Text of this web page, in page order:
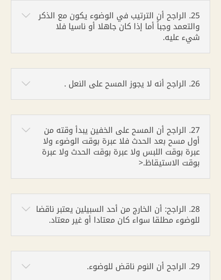
25. الراجح أن الترتيب في الوضوء يكون مع الذكر
والتعمد وجباً أما إذا كان جاهلا أو ناسيا فلا
شيء عليه.
26. الراجح أنه لا يجوز المسح على النعل .
27. الراجح أن المسح على الخفين يبدأ وقته من
أول مسح بعد الحدث فلا عبرة بوقت الوضوء ولا
عبرة بوقت اللبس ولا عبرة بوقت الحدث ولا عبرة
بوقت الاستيقاظ.<
28. الراجح: أن الخارج من أحد السبيلين يعتبر ناقضا
للوضوء مطلقا سواء كان معتادا أو غير معتاد.
29. الراجح أن النوم ناقض للوضوء.